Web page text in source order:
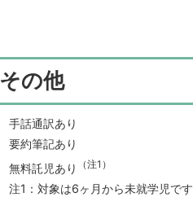
その他
手話通訳あり
要約筆記あり
無料託児あり
（注1）
注1：対象は6ヶ月から未就学児で